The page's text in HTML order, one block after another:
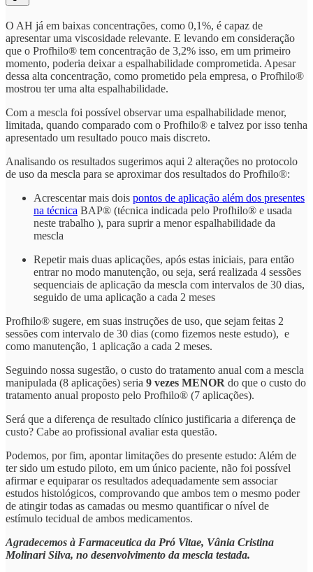
O AH já em baixas concentrações, como 0,1%, é capaz de
apresentar uma viscosidade relevante. E levando em consideração
que o Profhilo® tem concentração de 3,2% isso, em um primeiro
momento, poderia deixar a espalhabilidade comprometida. Apesar
dessa alta concentração, como prometido pela empresa, o Profhilo®
mostrou ter uma alta espalhabilidade.
Com a mescla foi possível observar uma espalhabilidade menor,
limitada, quando comparado com o Profhilo® e talvez por isso tenha
apresentado um resultado pouco mais discreto.
Analisando os resultados sugerimos aqui 2 alterações no protocolo
de uso da mescla para se aproximar dos resultados do Profhilo®:
Acrescentar mais dois pontos de aplicação além dos presentes
na técnica BAP® (técnica indicada pelo Profhilo® e usada
neste trabalho ), para suprir a menor espalhabilidade da
mescla
Repetir mais duas aplicações, após estas iniciais, para então
entrar no modo manutenção, ou seja, será realizada 4 sessões
sequenciais de aplicação da mescla com intervalos de 30 dias,
seguido de uma aplicação a cada 2 meses
Profhilo® sugere, em suas instruções de uso, que sejam feitas 2
sessões com intervalo de 30 dias (como fizemos neste estudo), e
como manutenção, 1 aplicação a cada 2 meses.
Seguindo nossa sugestão, o custo do tratamento anual com a mescla
manipulada (8 aplicações) seria 9 vezes MENOR do que o custo do
tratamento anual proposto pelo Profhilo® (7 aplicações).
Será que a diferença de resultado clínico justificaria a diferença de
custo? Cabe ao profissional avaliar esta questão.
Podemos, por fim, apontar limitações do presente estudo: Além de
ter sido um estudo piloto, em um único paciente, não foi possível
afirmar e equiparar os resultados adequadamente sem associar
estudos histológicos, comprovando que ambos tem o mesmo poder
de atingir todas as camadas ou mesmo quantificar o nível de
estímulo tecidual de ambos medicamentos.
Agradecemos à Farmaceutica da Pró Vitae, Vânia Cristina
Molinari Silva, no desenvolvimento da mescla testada.